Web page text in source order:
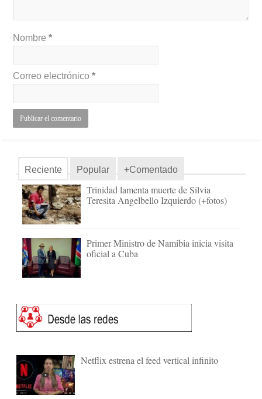
Nombre*
Correo electrónico*
Reciente Popular +Comentado
Trinidad lamenta muerte de Silvia
Teresita Angelbello Izquierdo (+fotos)
Primer Ministro de Namibia inicia visita
oficial a Cuba
Netflix estrena el feed vertical infinito